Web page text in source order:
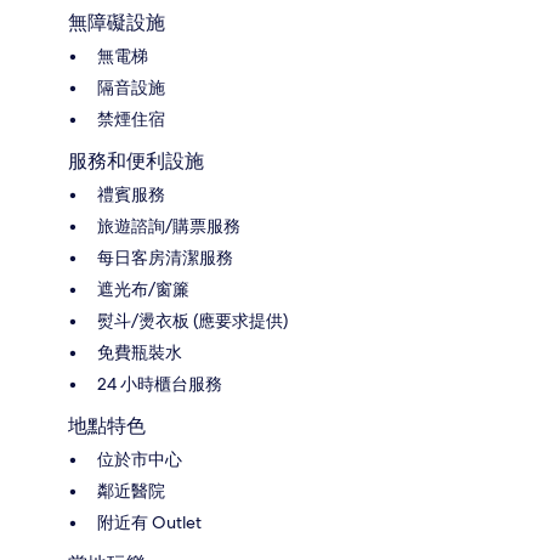
無障礙設施
無電梯
隔音設施
禁煙住宿
服務和便利設施
禮賓服務
旅遊諮詢/購票服務
每日客房清潔服務
遮光布/窗簾
熨斗/燙衣板 (應要求提供)
免費瓶裝水
24 小時櫃台服務
地點特色
位於市中心
鄰近醫院
附近有 Outlet